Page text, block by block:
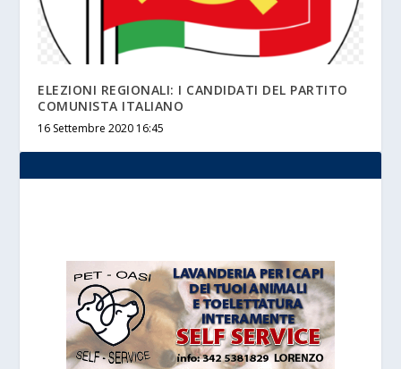
ELEZIONI REGIONALI: I CANDIDATI DEL PARTITO
COMUNISTA ITALIANO
16 Settembre 2020 16:45